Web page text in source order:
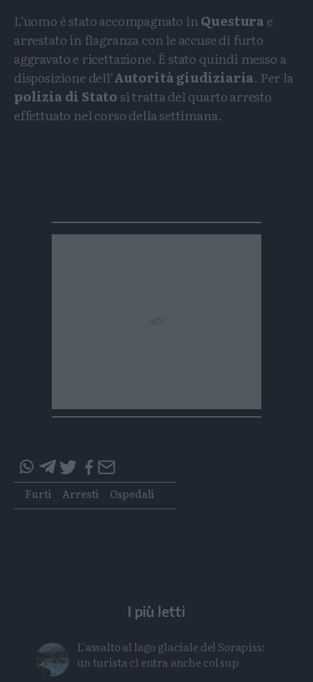
L’uomo è stato accompagnato inQuestura e
arrestato in flagranza con le accuse di furto
aggravato e ricettazione. È stato quindi messo a
disposizione dell’Autorità giudiziaria. Per la
polizia di Statosi tratta del quarto arresto
effettuato nel corso della settimana.
questo
articolo
su
questo
articolo
su
Tags
Furti Arresti Ospedali
I più letti
L'assalto al lago glaciale del Sorapiss:
un turista ci entra anche col sup